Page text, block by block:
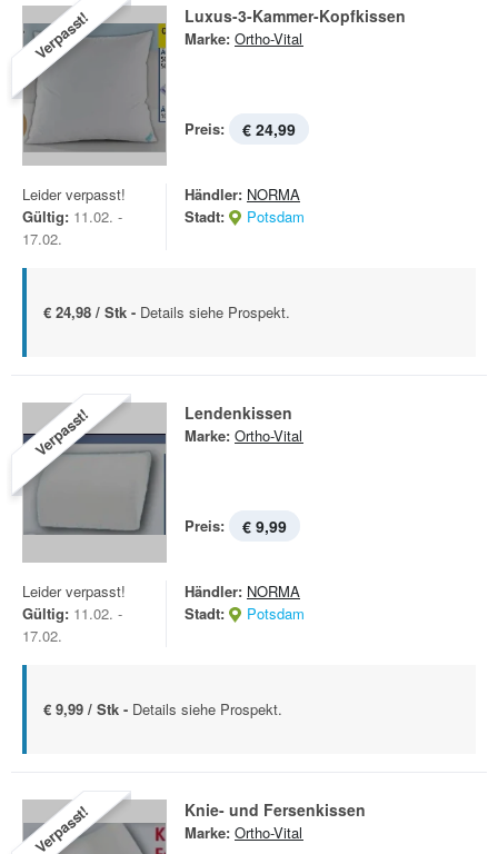
Verpasst! Luxus-3-Kammer-Kopfkissen
Marke: Ortho-Vital
Preis: € 24,99
Leider verpasst!
Gültig: 11.02. -
17.02.
Händler: NORMA
Stadt:
Potsdam
€ 24,98 / Stk - Details siehe Prospekt.
Verpasst! Lendenkissen
Marke: Ortho-Vital
Preis: € 9,99
Leider verpasst!
Gültig: 11.02. -
17.02.
Händler: NORMA
Stadt:
Potsdam
€ 9,99 / Stk - Details siehe Prospekt.
Verpasst! Knie- und Fersenkissen
Marke: Ortho-Vital